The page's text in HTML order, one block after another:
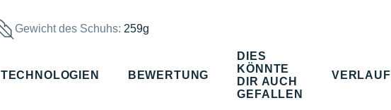
Gewicht des Schuhs: 259g
TECHNOLOGIEN BEWERTUNG
DIES
KÖNNTE
DIR AUCH
GEFALLEN
VERLAUF